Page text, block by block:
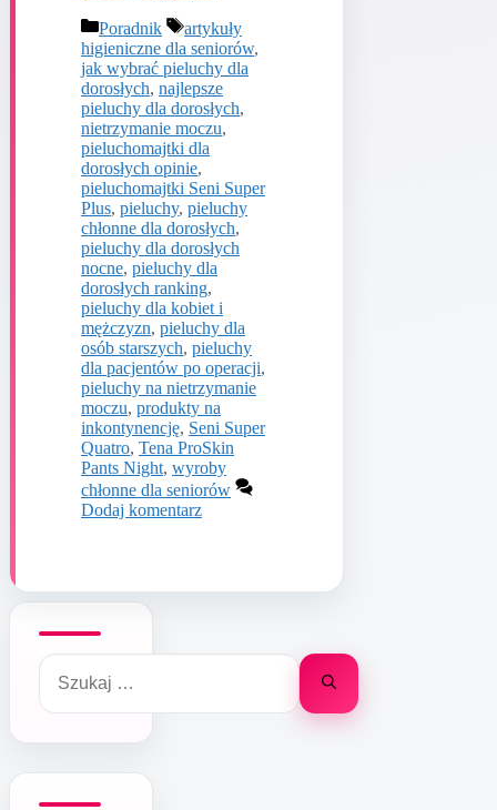
Kategorie
Poradnik Tagi
artykuły
higieniczne dla seniorów,
jak wybrać pieluchy dla
dorosłych, najlepsze
pieluchy dla dorosłych,
nietrzymanie moczu,
pieluchomajtki dla
dorosłych opinie,
pieluchomajtki Seni Super
Plus, pieluchy, pieluchy
chłonne dla dorosłych,
pieluchy dla dorosłych
nocne, pieluchy dla
dorosłych ranking,
pieluchy dla kobiet i
mężczyzn, pieluchy dla
osób starszych, pieluchy
dla pacjentów po operacji,
pieluchy na nietrzymanie
moczu, produkty na
inkontynencję, Seni Super
Quatro, Tena ProSkin
Pants Night, wyroby
chłonne dla seniorów
Dodaj komentarz
Szukaj: